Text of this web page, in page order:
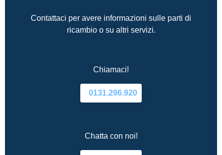
Contattaci per avere informazioni sulle parti di
ricambio o su altri servizi.
Chiamaci!
0131.296.920
Chatta con noi!